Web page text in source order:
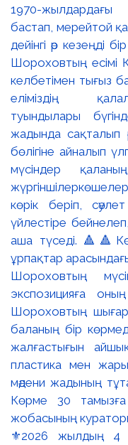
⚜️2026 жылдың 4